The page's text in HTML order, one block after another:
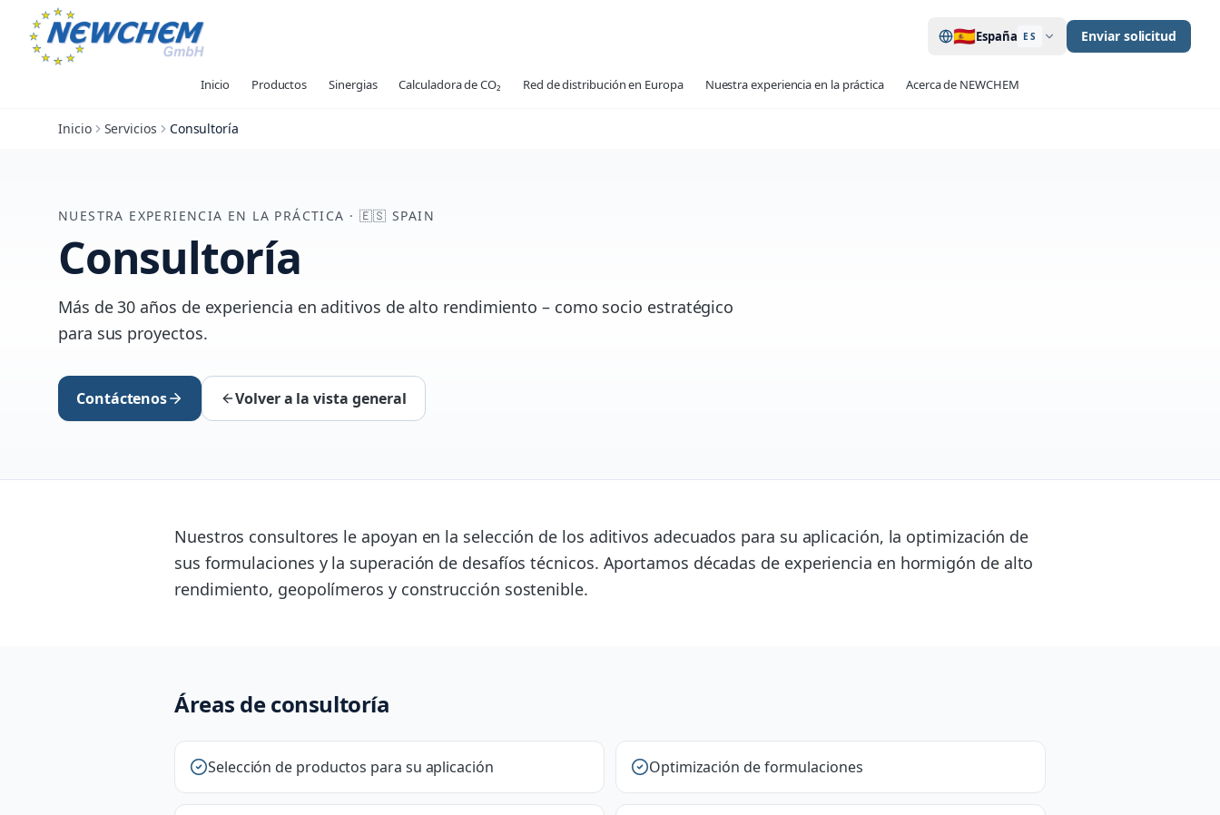
🇪🇸España ES Enviar solicitud
Inicio Productos Sinergias Calculadora de CO₂ Red de distribución en Europa Nuestra experiencia en la práctica Acerca de NEWCHEM
Inicio Servicios Consultoría
NUESTRA EXPERIENCIA EN LA PRÁCTICA · 🇪🇸 SPAIN
Consultoría
Más de 30 años de experiencia en aditivos de alto rendimiento – como socio estratégico
para sus proyectos.
Contáctenos Volver a la vista general
Nuestros consultores le apoyan en la selección de los aditivos adecuados para su aplicación, la optimización de
sus formulaciones y la superación de desafíos técnicos. Aportamos décadas de experiencia en hormigón de alto
rendimiento, geopolímeros y construcción sostenible.
Áreas de consultoría
Selección de productos para su aplicación Optimización de formulaciones